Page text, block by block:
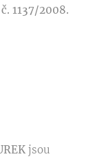
1137/2008.
jsou